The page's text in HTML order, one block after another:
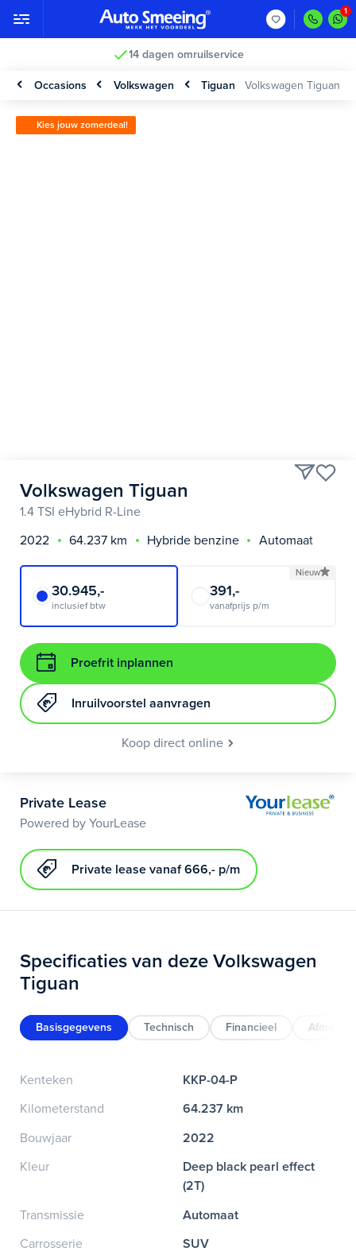
14 dagen omruilservice
Occasions Volkswagen Tiguan Volkswagen Tiguan
Kies jouw zomerdeal!
Volkswagen Tiguan
1.4 TSI eHybrid R-Line
2022
64.237 km Hybride benzine Automaat
30.945,-
inclusief btw
Nieuw
391,-
vanafprijs p/m
Proefrit inplannen
Inruilvoorstel aanvragen
Koop direct online
Private Lease
Powered by YourLease
Private lease vanaf 666,- p/m
Specificaties van deze Volkswagen
Tiguan
Basisgegevens Technisch Financieel
Kenteken
KKP-04-P
Kilometerstand
64.237 km
Bouwjaar
2022
Kleur
Deep black pearl effect
(2T)
Transmissie
Automaat
Carrosserie
SUV